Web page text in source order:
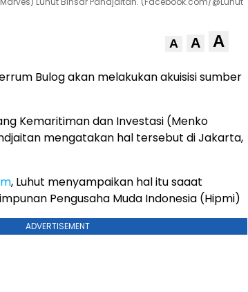
A A A
Bulog akan melakukan akuisisi sumber
Kemaritiman dan Investasi (Menko
mengatakan hal tersebut di Jakarta,
, Luhut menyampaikan hal itu saaat
Pengusaha Muda Indonesia (Hipmi)
ADVERTISEMENT